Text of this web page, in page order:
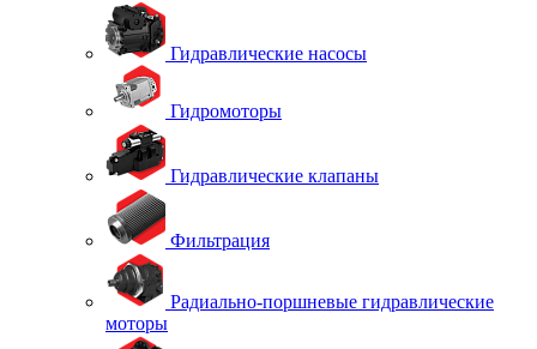
Гидравлические насосы
Гидромоторы
Гидравлические клапаны
Фильтрация
Радиально-поршневые гидравлические
моторы